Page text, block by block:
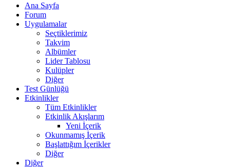
Ana Sayfa
Forum
Uygulamalar
Seçtiklerimiz
Takvim
Albümler
Lider Tablosu
Kulüpler
Diğer
Test Günlüğü
Etkinlikler
Tüm Etkinlikler
Etkinlik Akışlarım
Yeni İçerik
Okunmamış İçerik
Başlattığım İçerikler
Diğer
Diğer